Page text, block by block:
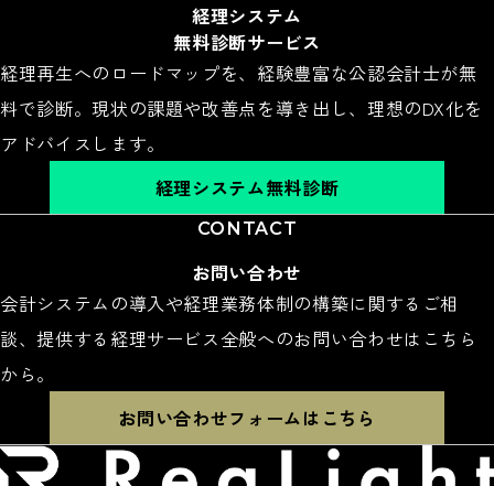
経理システム
無料診断サービス
経理再生へのロードマップを、経験豊富な公認会計士が無
料で診断。現状の課題や改善点を導き出し、理想のDX化を
アドバイスします。
経理システム無料診断
CONTACT
お問い合わせ
会計システムの導入や経理業務体制の構築に関するご相
談、提供する経理サービス全般へのお問い合わせはこちら
から。
お問い合わせフォームはこちら